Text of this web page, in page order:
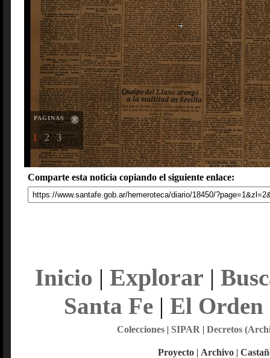
PAGINAS
1 2 3
Comparte esta noticia copiando el siguiente enlace:
Inicio | Explorar |
Santa Fe| El Orden
Colecciones| SIPAR | Decretos
Proyecto | Archivo |